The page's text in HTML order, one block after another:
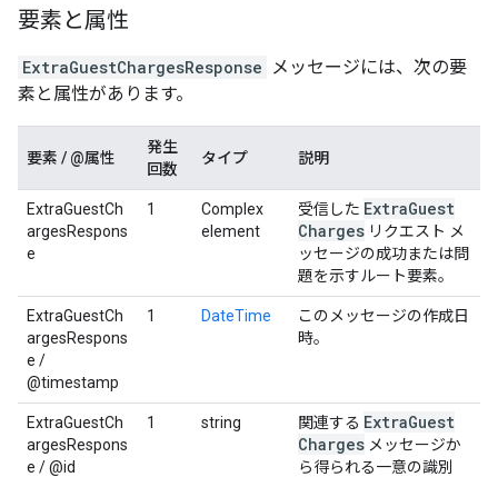
要素と属性
ExtraGuestChargesResponse メッセージには、次の要
素と属性があります。
要素 / @属性
発生
回数
タイプ 説明
ExtraGuestCh
argesRespons
e
1
Complex
element
受信した ExtraGuest
Charges リクエスト メ
ッセージの成功または問
題を示すルート要素。
ExtraGuestCh
argesRespons
e /
@timestamp
1 DateTime
このメッセージの作成日
時。
ExtraGuestCh
argesRespons
e / @id
1 string 関連する ExtraGuest
Charges メッセージか
ら得られる一意の識別